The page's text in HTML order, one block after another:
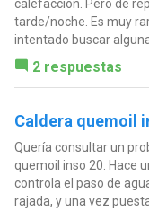
calefacción. Pero de
tarde/noche. Es muy
intentado buscar
2 respuestas
Caldera quemoil
Quería consultar un
quemoil inso 20. Hace
controla el paso de
rajada, y una vez